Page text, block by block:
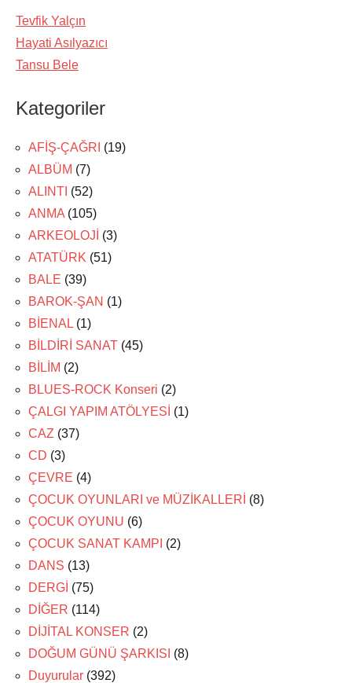
Tevfik Yalçın
Hayati Asılyazıcı
Tansu Bele
Kategoriler
AFİŞ-ÇAĞRI (19)
ALBÜM (7)
ALINTI (52)
ANMA (105)
ARKEOLOJİ (3)
ATATÜRK (51)
BALE (39)
BAROK-ŞAN (1)
BİENAL (1)
BİLDİRİ SANAT (45)
BİLİM (2)
BLUES-ROCK Konseri (2)
ÇALGI YAPIM ATÖLYESİ (1)
CAZ (37)
CD (3)
ÇEVRE (4)
ÇOCUK OYUNLARI ve MÜZİKALLERİ (8)
ÇOCUK OYUNU (6)
ÇOCUK SANAT KAMPI (2)
DANS (13)
DERGİ (75)
DİĞER (114)
DİJİTAL KONSER (2)
DOĞUM GÜNÜ ŞARKISI (8)
Duyurular (392)